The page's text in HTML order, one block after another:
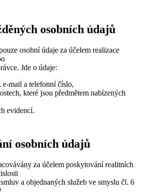
osobních údajů
osobní údaje za účelem realizace
Jde o údaje:
mail a telefonní číslo,
které jsou předmětem nabízených
evidencí.
osobních údajů
za účelem poskytování realitních
a objednaných služeb ve smyslu čl. 6